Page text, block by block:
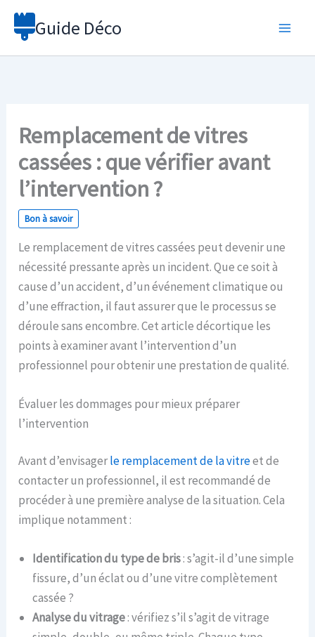
Aller
Guide Déco
Remplacement de vitres
cassées : que vérifier avant
l’intervention ?
Bon à savoir
Le remplacement de vitres cassées peut devenir une
nécessité pressante après un incident. Que ce soit à
cause d’un accident, d’un événement climatique ou
d’une effraction, il faut assurer que le processus se
déroule sans encombre. Cet article décortique les
points à examiner avant l’intervention d’un
professionnel pour obtenir une prestation de qualité.
Évaluer les dommages pour mieux préparer
l’intervention
Avant d’envisagerle remplacement de la vitreet de
contacter un professionnel, il est recommandé de
procéder à une première analyse de la situation. Cela
implique notamment :
Identification du type de bris: s’agit-il d’une simple
fissure, d’un éclat ou d’une vitre complètement
cassée ?
Analyse du vitrage: vérifiez s’il s’agit de vitrage